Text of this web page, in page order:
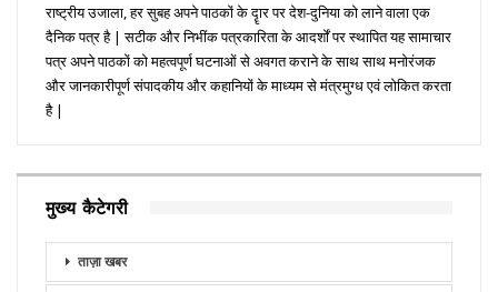
राष्ट्रीय उजाला, हर सुबह अपने पाठकों के दॄार पर देश-दुनिया को लाने वाला एक
दैनिक पत्र है | सटीक और निभींक पत्रकारिता के आदर्शों पर स्थापित यह सामाचार
पत्र अपने पाठकों को महत्वपूर्ण घटनाओं से अवगत कराने के साथ साथ मनोरंजक
और जानकारीपूर्ण संपादकीय और कहानियों के माध्यम से मंत्रमुग्ध एवं लोकित करता
है |
मुख्य कैटेगरी
ताज़ा खबर